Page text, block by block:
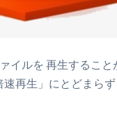
イルを 再生すること
再生」にとどまらず